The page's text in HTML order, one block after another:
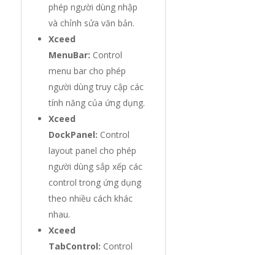
phép người dùng nhập
và chỉnh sửa văn bản.
Xceed
MenuBar: Control
menu bar cho phép
người dùng truy cập các
tính năng của ứng dụng.
Xceed
DockPanel: Control
layout panel cho phép
người dùng sắp xếp các
control trong ứng dụng
theo nhiều cách khác
nhau.
Xceed
TabControl: Control